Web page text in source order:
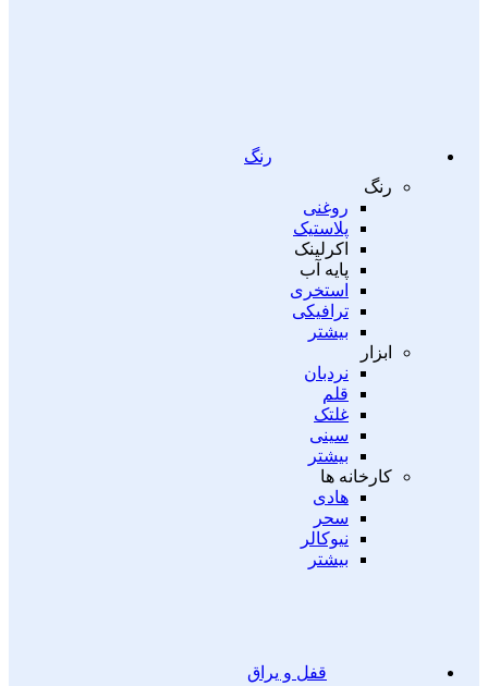
رنگ
رنگ
روغنی
پلاستیک
اکرلینک
پایه آب
استخری
ترافیکی
بیشتر
ابزار
نردبان
قلم
غلتک
سینی
بیشتر
کارخانه ها
هادی
سحر
نیوکالر
بیشتر
قفل و یراق